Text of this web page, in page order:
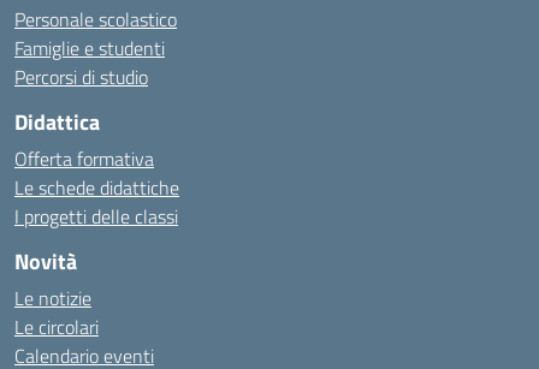
Personale scolastico
Famiglie e studenti
Percorsi di studio
Didattica
Offerta formativa
Le schede didattiche
I progetti delle classi
Novità
Le notizie
Le circolari
Calendario eventi